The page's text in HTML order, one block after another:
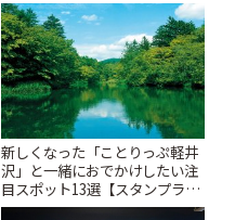
ぷ
新しくなった「ことりっぷ軽井
沢」と一緒におでかけしたい注
目スポット13選【スタンプラリ
ー開催中】 | ことりっぷ